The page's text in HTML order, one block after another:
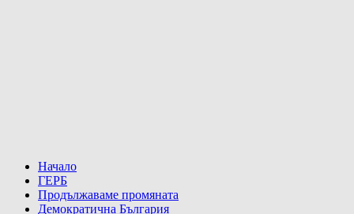
Начало
ГЕРБ
Продължаваме промяната
Демократична България